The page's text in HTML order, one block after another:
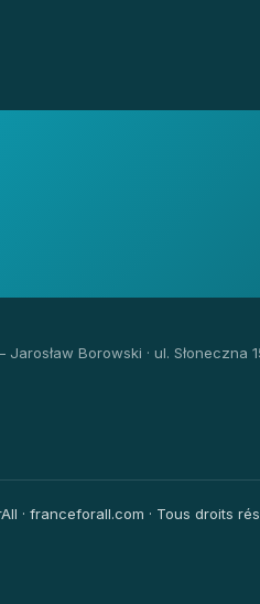
Jarosław Borowski · ul. Słoneczna
· franceforall.com · Tous droits